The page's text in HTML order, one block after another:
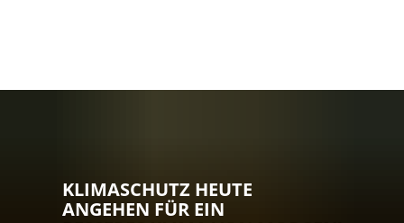
KLIMASCHUTZ HEUTE
ANGEHEN FÜR EIN